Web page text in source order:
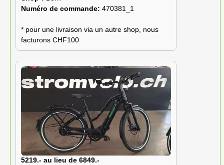
Numéro de commande: 470381_1
* pour une livraison via un autre shop, nous
facturons CHF100
5219.- au lieu de 6849.-